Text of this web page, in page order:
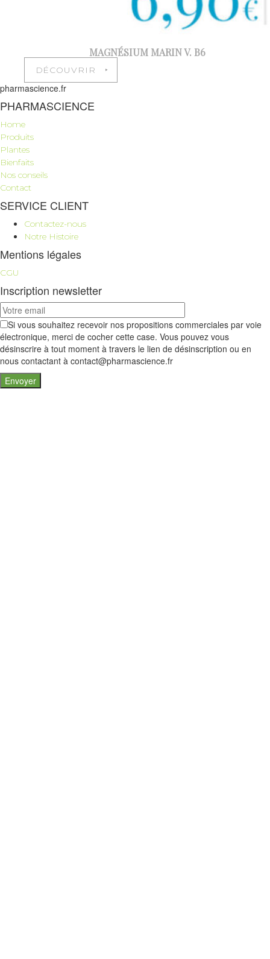
MAGNÉSIUM MARIN V. B6
DÉCOUVRIR ‣
pharmascience.fr
PHARMASCIENCE
Home
Produits
Plantes
Bienfaits
Nos conseils
Contact
SERVICE CLIENT
Contactez-nous
Notre Histoire
Mentions légales
CGU
Inscription newsletter
Si vous souhaitez recevoir nos propositions commerciales par voie
électronique, merci de cocher cette case. Vous pouvez vous
désinscrire à tout moment à travers le lien de désinscription ou en
nous contactant à contact@pharmascience.fr